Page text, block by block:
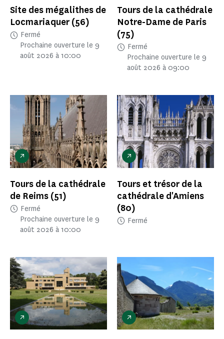
Site des mégalithes de
Locmariaquer (56)
Fermé
Prochaine ouverture le 9
août 2026 à 10:00
Tours de la cathédrale
Notre-Dame de Paris
(75)
Fermé
Prochaine ouverture le 9
août 2026 à 09:00
Tours de la cathédrale
de Reims (51)
Fermé
Prochaine ouverture le 9
août 2026 à 10:00
Tours et trésor de la
cathédrale d'Amiens
(80)
Fermé